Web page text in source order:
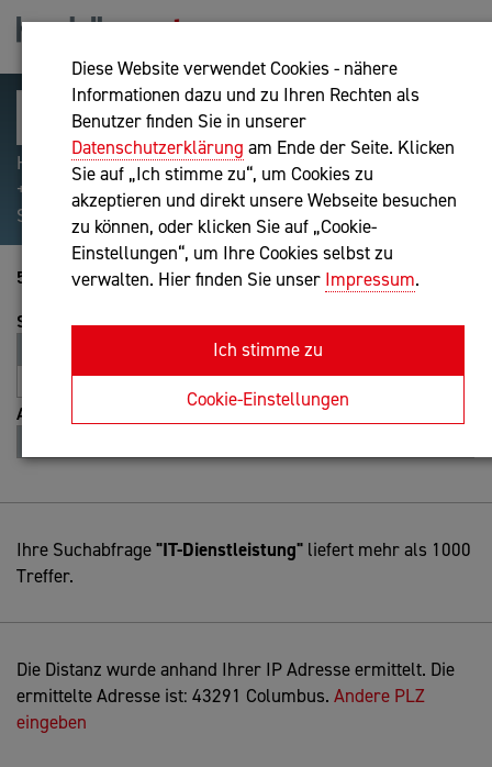
Diese Website verwendet Cookies - nähere
Informationen dazu und zu Ihren Rechten als
Benutzer finden Sie in unserer
Datenschutzerklärung am Ende der Seite. Klicken
Sie auf „Ich stimme zu“, um Cookies zu
akzeptieren und direkt unsere Webseite besuchen
zu können, oder klicken Sie auf „Cookie-
Einstellungen“, um Ihre Cookies selbst zu
verwalten. Hier finden Sie unser Impressum.
Ich stimme zu
Cookie-Einstellungen
Hilfreiche Suchparameter: Begriff einschließen:
+webshop, Begriff ausschließen: -webshop, Exakter
Suchbegriff: "internet of things"
5281-5300 von 5388
Sortierung
Entfernung
A-Z
Z-A
Ansicht
Ihre Suchabfrage"IT-Dienstleistung" liefert mehr als 1000
Treffer.
Die Distanz wurde anhand Ihrer IP Adresse ermittelt. Die
ermittelte Adresse ist: 43291 Columbus. Andere PLZ
eingeben